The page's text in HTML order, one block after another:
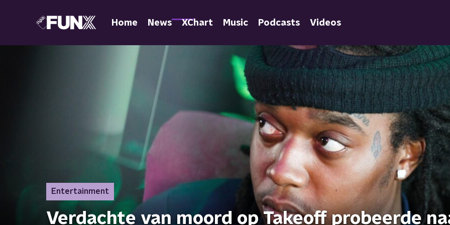
Home News XChart Music Podcasts Videos
Entertainment
Verdachte van moord op Takeoff probeerde